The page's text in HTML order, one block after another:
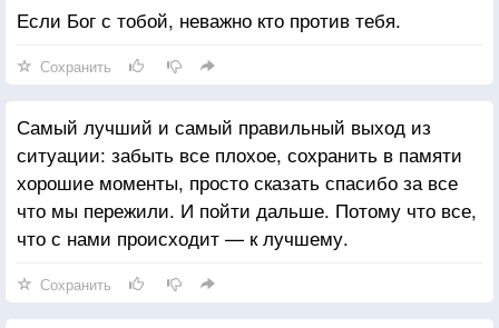
Если Бог с тобой, неважно кто против тебя.
Сохранить
Самый лучший и самый правильный выход из
ситуации: забыть все плохое, сохранить в памяти
хорошие моменты, просто сказать спасибо за все
что мы пережили. И пойти дальше. Потому что все,
что с нами происходит — к лучшему.
Сохранить